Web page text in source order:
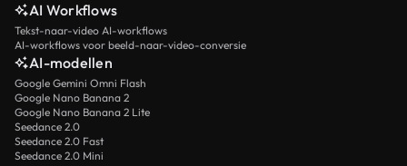
AI Workflows
Tekst-naar-video AI-workflows
AI-workflows voor beeld-naar-video-conversie
AI-modellen
Google Gemini Omni Flash
Google Nano Banana 2
Google Nano Banana 2 Lite
Seedance 2.0
Seedance 2.0 Fast
Seedance 2.0 Mini